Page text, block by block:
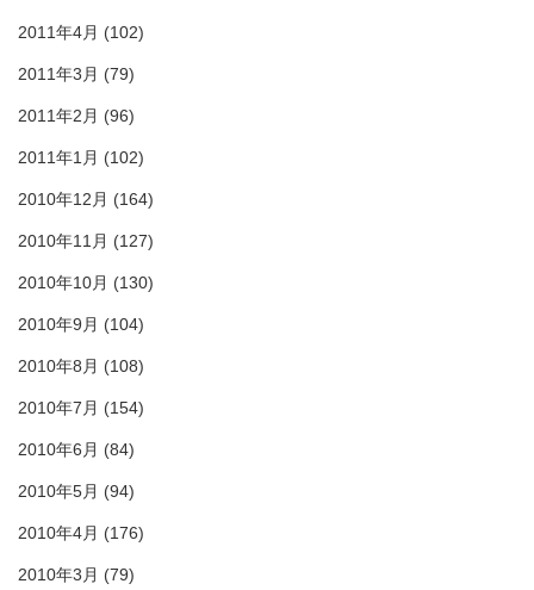
2011年4月 (102)
2011年3月 (79)
2011年2月 (96)
2011年1月 (102)
2010年12月 (164)
2010年11月 (127)
2010年10月 (130)
2010年9月 (104)
2010年8月 (108)
2010年7月 (154)
2010年6月 (84)
2010年5月 (94)
2010年4月 (176)
2010年3月 (79)